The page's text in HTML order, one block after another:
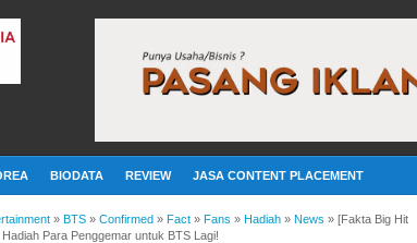
BIODATA REVIEW JASA CONTENT PLACEMENT
» BTS » Confirmed » Fact » Fans » Hadiah » News » [Fakta Big Hit
Para Penggemar untuk BTS Lagi!